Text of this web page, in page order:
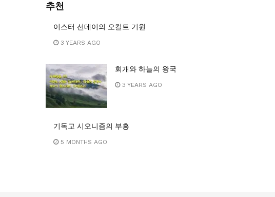
추천
이스터 선데이의 오컬트 기원
3 YEARS AGO
회개와 하늘의 왕국
3 YEARS AGO
기독교 시오니즘의 부흥
5 MONTHS AGO